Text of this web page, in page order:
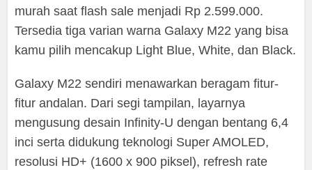
murah saat flash sale menjadi Rp 2.599.000.
Tersedia tiga varian warna Galaxy M22 yang bisa
kamu pilih mencakup Light Blue, White, dan Black.
Galaxy M22 sendiri menawarkan beragam fitur-
fitur andalan. Dari segi tampilan, layarnya
mengusung desain Infinity-U dengan bentang 6,4
inci serta didukung teknologi Super AMOLED,
resolusi HD+ (1600 x 900 piksel), refresh rate